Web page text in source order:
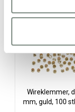
Wireklemmer,
mm, guld, 100